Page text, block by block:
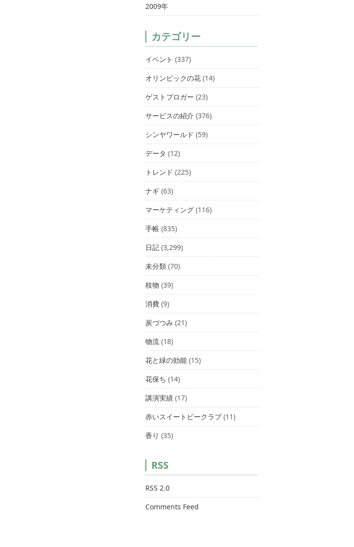
2009年
カテゴリー
イベント (337)
オリンピックの花 (14)
ゲストブロガー (23)
サービスの紹介 (376)
シンヤワールド (59)
データ (12)
トレンド (225)
ナギ (63)
マーケティング (116)
手帳 (835)
日記 (3,299)
未分類 (70)
枝物 (39)
消費 (9)
炭づつみ (21)
物流 (18)
花と緑の効能 (15)
花保ち (14)
講演実績 (17)
赤いスイートピークラブ (11)
香り (35)
RSS
RSS 2.0
Comments Feed